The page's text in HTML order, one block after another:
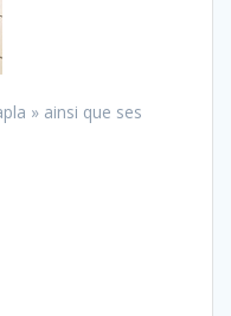
» ainsi que ses